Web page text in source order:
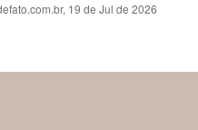
19 de Jul de 2026